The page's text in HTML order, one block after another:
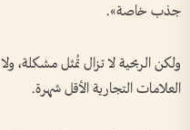
جذب خاصة».
ولكن الربحية لا تزال تُمثل مشكلة،
العلامات التجارية الأقل شهرة.